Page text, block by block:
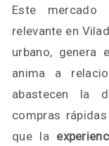
Este mercado
relevante en
urbano, genera
anima a
abastecen la
compras
que la